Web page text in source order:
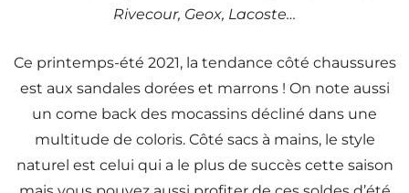
Rivecour, Geox, Lacoste…
Ce printemps-été 2021, la tendance côté chaussures
est aux sandales dorées et marrons ! On note aussi
un come back des mocassins décliné dans une
multitude de coloris. Côté sacs à mains, le style
naturel est celui qui a le plus de succès cette saison